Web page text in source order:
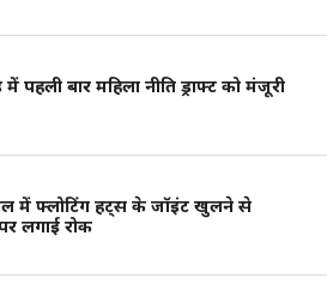
में पहली बार महिला नीति ड्राफ्ट को मंजूरी
में फ्लोटिंग हट्स के जॉइंट खुलने से
लगाई रोक